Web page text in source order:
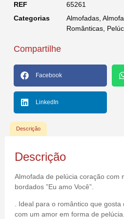
REF
65261
Categorias
Almofadas
Românticas
Compartilhe
Facebook
LinkedIn
Descrição
Descrição
Almofada de pelúcia coração com
bordados ”Eu amo Você”.
. Ideal para o romântico que
com um amor em forma de